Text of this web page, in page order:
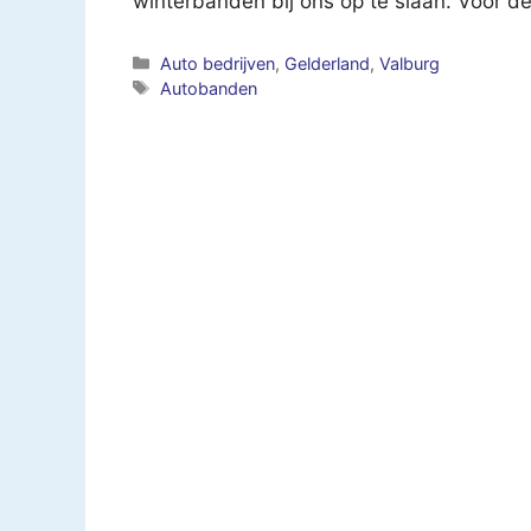
Categorieën
Auto bedrijven, Gelderland,Valburg
Tags
Autobanden